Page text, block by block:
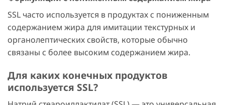
SSL часто используется в продуктах с пониженным
содержанием жира для имитации текстурных и
органолептических свойств, которые обычно
связаны с более высоким содержанием жира.
Для каких конечных продуктов
используется SSL?